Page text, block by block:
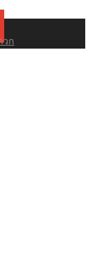
วก